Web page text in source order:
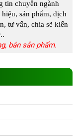
tin chuyên ngành
sản phẩm, dịch
tư vấn, chia sẽ kiến
bán sản phẩm.